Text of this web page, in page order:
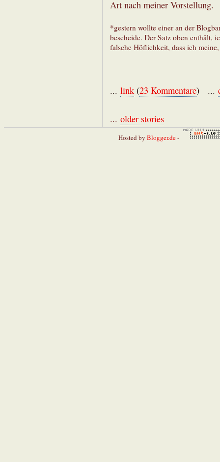
Art nach meiner Vorstellung.
*gestern wollte einer an der
bescheide. Der Satz oben enthält,
falsche Höflichkeit, dass ich
... link(23 Kommentare) ...
... older stories
Hosted by Blogger.de-